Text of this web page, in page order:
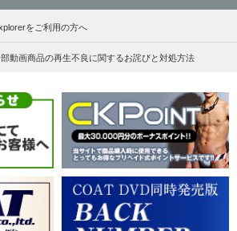
をご利用の方へ
動画商品の再生不良に関するお詫びと対処方法